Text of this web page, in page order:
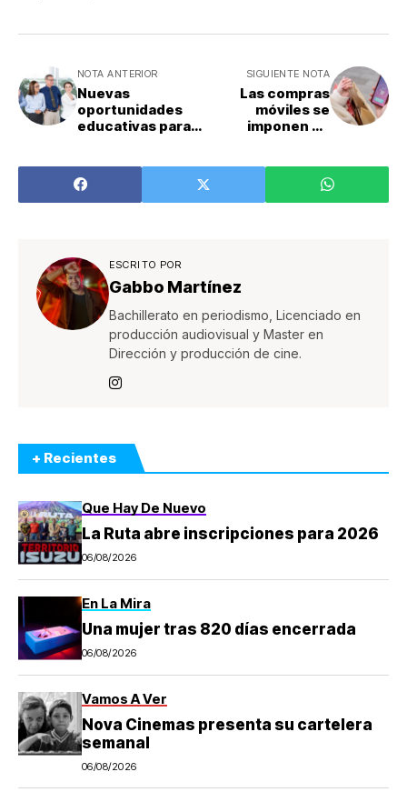
NOTA ANTERIOR
Nuevas
oportunidades
educativas para
SIGUIENTE NOTA
Las compras
móviles se
imponen en
ESCRITO POR
Gabbo Martínez
Bachillerato en periodismo, Licenciado en
producción audiovisual y Master en
Dirección y producción de cine.
+ Recientes
Que Hay De Nuevo
La Ruta abre inscripciones para 2026
06/08/2026
En La Mira
Una mujer tras 820 días encerrada
06/08/2026
Vamos A Ver
Nova Cinemas presenta su cartelera
semanal
06/08/2026